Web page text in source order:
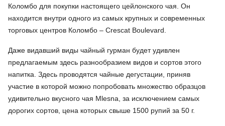
Коломбо для покупки настоящего цейлонского чая. Он
находится внутри одного из самых крупных и современных
торговых центров Коломбо – Crescat Boulevard.
Даже видавший виды чайный гурман будет удивлен
предлагаемым здесь разнообразием видов и сортов этого
напитка. Здесь проводятся чайные дегустации, приняв
участие в которой можно попробовать множество образцов
удивительно вкусного чая Mlesna, за исключением самых
дорогих сортов, цена которых свыше 1500 рупий за 50 г.